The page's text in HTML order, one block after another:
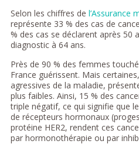
Selon les chiffres de l’Assurance
représente 33 % des cas de
% des cas se déclarent après 50
diagnostic à 64 ans.
Près de 90 % des femmes
France guérissent. Mais
agressives de la maladie,
plus faibles. Ainsi, 15 % des
triple négatif, ce qui signifie que
de récepteurs hormonaux
protéine HER2, rendent ces
par hormonothérapie ou par